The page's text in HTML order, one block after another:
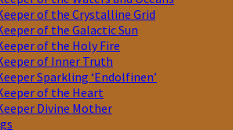
of the Crystalline Grid
of the Galactic Sun
of the Holy Fire
of Inner Truth
Sparkling ‘Endolfinen’
of the Heart
Divine Mother